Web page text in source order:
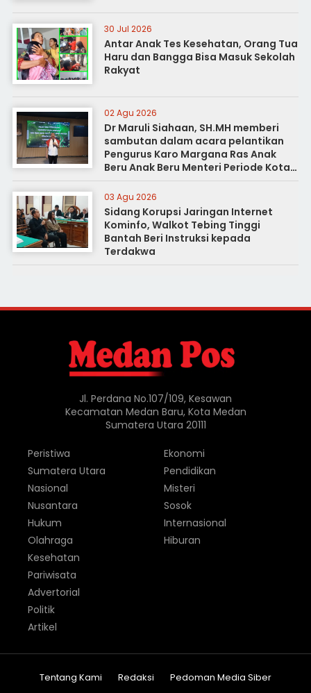
30 Jul 2026
Antar Anak Tes Kesehatan, Orang Tua
Haru dan Bangga Bisa Masuk Sekolah
Rakyat
02 Agu 2026
Dr Maruli Siahaan, SH.MH memberi
sambutan dalam acara pelantikan
Pengurus Karo Margana Ras Anak
Beru Anak Beru Menteri Periode Kota
Medan
03 Agu 2026
Sidang Korupsi Jaringan Internet
Kominfo, Walkot Tebing Tinggi
Bantah Beri Instruksi kepada
Terdakwa
Jl. Perdana No.107/109, Kesawan
Kecamatan Medan Baru, Kota Medan
Sumatera Utara 20111
Peristiwa
Sumatera Utara
Nasional
Nusantara
Hukum
Olahraga
Ekonomi
Pendidikan
Misteri
Sosok
Internasional
Hiburan
Kesehatan
Pariwisata
Advertorial
Politik
Artikel
Tentang Kami Redaksi
Pedoman Media Siber